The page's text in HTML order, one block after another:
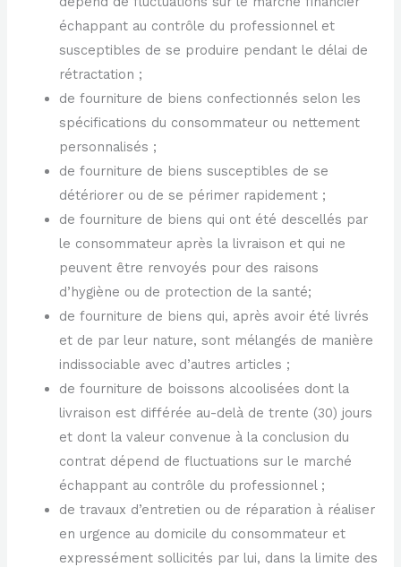
échappant au contrôle du professionnel et
susceptibles de se produire pendant le délai de
rétractation ;
de fourniture de biens confectionnés selon les
spécifications du consommateur ou nettement
personnalisés ;
de fourniture de biens susceptibles de se
détériorer ou de se périmer rapidement ;
de fourniture de biens qui ont été descellés par
le consommateur après la livraison et qui ne
peuvent être renvoyés pour des raisons
d’hygiène ou de protection de la santé;
de fourniture de biens qui, après avoir été livrés
et de par leur nature, sont mélangés de manière
indissociable avec d’autres articles ;
de fourniture de boissons alcoolisées dont la
livraison est différée au-delà de trente (30) jours
et dont la valeur convenue à la conclusion du
contrat dépend de fluctuations sur le marché
échappant au contrôle du professionnel ;
de travaux d’entretien ou de réparation à réaliser
en urgence au domicile du consommateur et
expressément sollicités par lui, dans la limite des